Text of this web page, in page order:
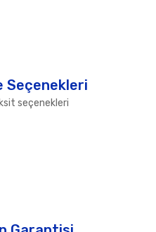
Seçenekleri
seçenekleri